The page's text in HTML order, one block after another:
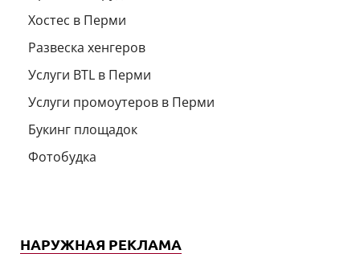
Хостес в Перми
Развеска хенгеров
Услуги BTL в Перми
Услуги промоутеров в Перми
Букинг площадок
Фотобудка
НАРУЖНАЯ РЕКЛАМА